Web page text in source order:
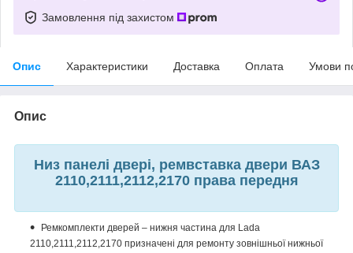
Замовлення під захистом
Опис Характеристики Доставка Оплата Умови
Опис
Низ панелі двері, ремвставка двери ВАЗ
2110,2111,2112,2170 права передня
Ремкомплекти дверей – нижня частина для Lada
2110,2111,2112,2170 призначені для ремонту зовнішньої нижньої